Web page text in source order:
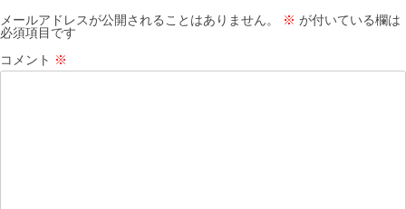
シ
ョ
ン
メールアドレスが公開されることはありません。 ※ が付いている欄は
必須項目です
コメント ※